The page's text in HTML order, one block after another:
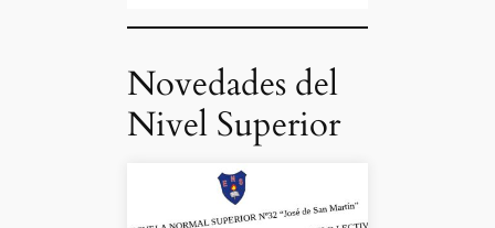
Novedades del
Nivel Superior